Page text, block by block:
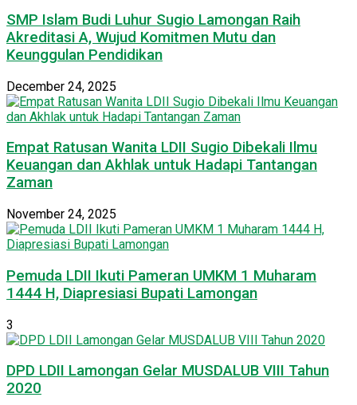
SMP Islam Budi Luhur Sugio Lamongan Raih
Akreditasi A, Wujud Komitmen Mutu dan
Keunggulan Pendidikan
December 24, 2025
Empat Ratusan Wanita LDII Sugio Dibekali Ilmu
Keuangan dan Akhlak untuk Hadapi Tantangan
Zaman
November 24, 2025
Pemuda LDII Ikuti Pameran UMKM 1 Muharam
1444 H, Diapresiasi Bupati Lamongan
3
DPD LDII Lamongan Gelar MUSDALUB VIII Tahun
2020